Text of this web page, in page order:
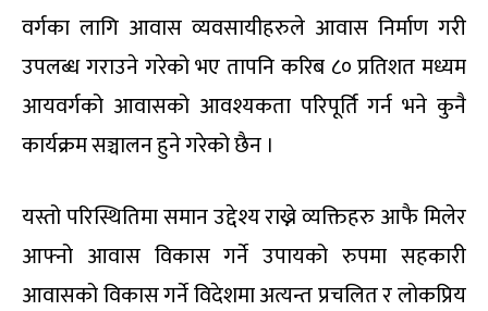
वर्गका लागि आवास व्यवसायीहरुले आवास निर्माण गरी
उपलब्ध गराउने गरेको भए तापनि करिब ८० प्रतिशत मध्यम
आयवर्गको आवासको आवश्यकता परिपूर्ति गर्न भने कुनै
कार्यक्रम सञ्चालन हुने गरेको छैन ।
यस्तो परिस्थितिमा समान उद्देश्य राख्ने व्यक्तिहरु आफै मिलेर
आफ्नो आवास विकास गर्ने उपायको रुपमा सहकारी
आवासको विकास गर्ने विदेशमा अत्यन्त प्रचलित र लोकप्रिय